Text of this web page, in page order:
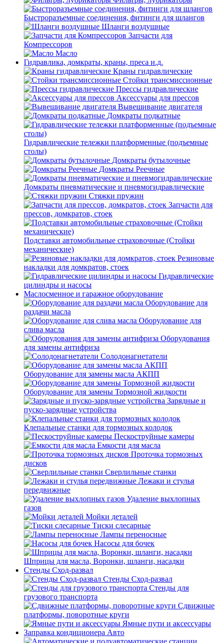
Быстроразъемные соединения, фитинги для шлангов
Шланги воздушные
Запчасти для
Компрессоров
Масло
Гидравлика, домкраты, краны, преса и.д.
Краны гидравлические
Стойки трансмиссионные
Прессы гидравлические
Аксессуары для прессов
Вывешивание двигателя
Домкраты подкатные
Гидравлические тележки платформенные (подъемные
столы)
Домкраты бутылочные
Домкраты Реечные
Домкраты пневматические и пневмогидравлические
Стяжки пружин
Запчасти для
прессов, домкратов, стоек
Подставки автомобильные страховочные (Стойки
механические)
Резиновые
накладки для домкратов, стоек
Гидравлические
цилиндры и насосы
Маслосменное и гаражное оборудование
Оборудование для
раздачи масла
Оборудование для
слива масла
Оборудования
для замены антифриза
Солодонагнетатели
Оборудование для замены масла АКПП
Оборудование для замены Тормозной жидкости
Зарядные и
пуско-зарядные устройства
Клепальные станки для тормозных колодок
Пескоструйные камеры
Емкости для масла
Проточка тормозных
дисков
Сверлильные станки
Лежаки и стулья
передвижные
Удаление выхлопных
газов
Мойки деталей
Тиски слесарные
Лампы переносные
Насосы для бочек
Шприцы для масла, Воронки, шланги, насадки
Стенды Сход-развал
Стенды Сход-развал
Стенды для
грузового транспорта
Сдвижные
платформы, поворотные круги
Ямные пути и аксессуары
Заправка кондиционера Авто